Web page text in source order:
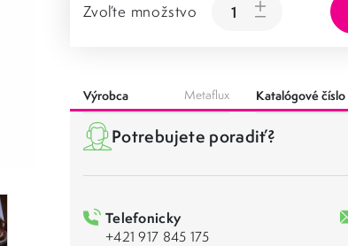
Zvoľte množstvo
Výrobca Metaflux Katalógové číslo
Potrebujete poradiť?
Telefonicky
+421 917 845 175